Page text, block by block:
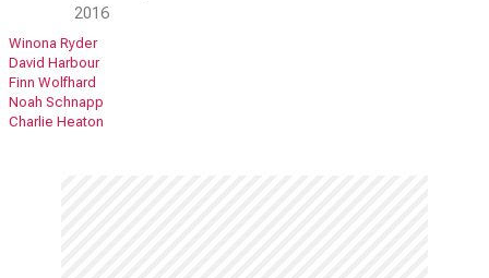
2016
Winona Ryder
David Harbour
Finn Wolfhard
Noah Schnapp
Charlie Heaton